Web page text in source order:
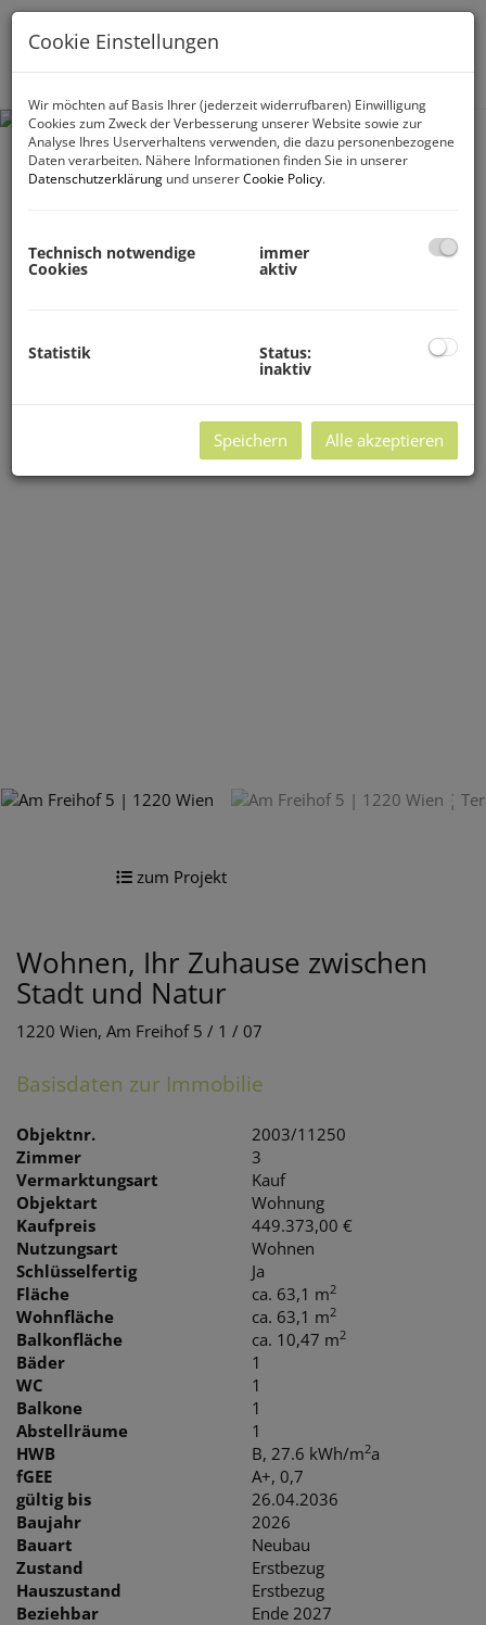
zum Projekt
Wohnen, Ihr Zuhause zwischen
Stadt und Natur
1220 Wien, Am Freihof 5 / 1 / 07
Basisdaten zur Immobilie
Objektnr.
2003/11250
Zimmer
3
Vermarktungsart
Kauf
Objektart
Wohnung
Kaufpreis
449.373,00 €
Nutzungsart
Wohnen
Schlüsselfertig
Ja
Fläche
ca. 63,1 m2
Wohnfläche ca. 63,1 m2
Balkonfläche ca. 10,47 m2
Bäder
1
WC
1
Balkone
1
Abstellräume
1
HWB
B, 27.6 kWh/m2a
fGEE
A+, 0,7
gültig bis
26.04.2036
Baujahr
2026
Bauart
Neubau
Zustand
Erstbezug
Hauszustand
Erstbezug
Beziehbar
Ende 2027
Cookie Einstellungen
Wir möchten auf Basis Ihrer (jederzeit widerrufbaren) Einwilligung
Cookies zum Zweck der Verbesserung unserer Website sowie zur
Analyse Ihres Userverhaltens verwenden, die dazu personenbezogene
Daten verarbeiten. Nähere Informationen finden Sie in unserer
Datenschutzerklärung und unsererCookie Policy.
Technisch notwendige
Cookies
immer
aktiv
Statistik Status:
inaktiv
Speichern Alle akzeptieren